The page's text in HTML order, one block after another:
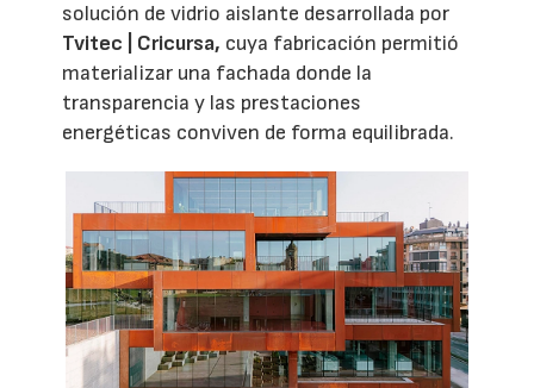
solución de vidrio aislante desarrollada por
Tvitec | Cricursa, cuya fabricación permitió
materializar una fachada donde la
transparencia y las prestaciones
energéticas conviven de forma equilibrada.